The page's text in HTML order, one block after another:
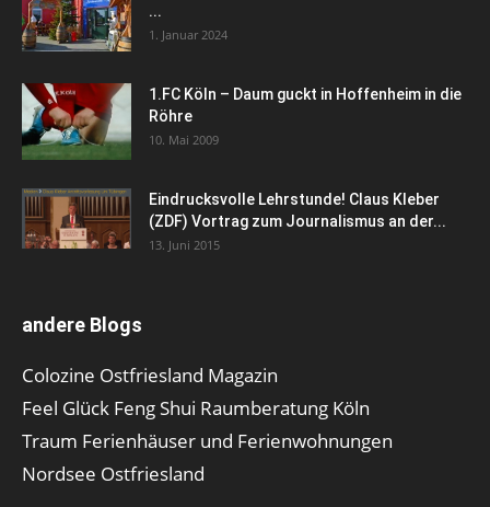
...
1. Januar 2024
1.FC Köln – Daum guckt in Hoffenheim in die
Röhre
10. Mai 2009
Eindrucksvolle Lehrstunde! Claus Kleber
(ZDF) Vortrag zum Journalismus an der...
13. Juni 2015
andere Blogs
Colozine Ostfriesland Magazin
Feel Glück Feng Shui Raumberatung Köln
Traum Ferienhäuser und Ferienwohnungen
Nordsee Ostfriesland